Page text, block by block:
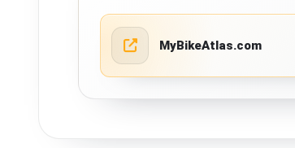
MyBikeAtlas.com